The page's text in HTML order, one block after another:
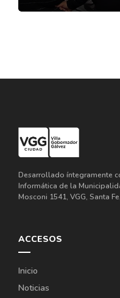
Desarrollado íntegramente
Informática de la
Mosconi 1541, VGG, Santa
ACCESOS
Inicio
Noticias